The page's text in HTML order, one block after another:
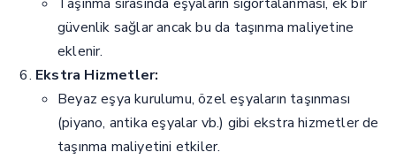
Taşınma sırasında eşyaların sigortalanması, ek bir
güvenlik sağlar ancak bu da taşınma maliyetine
eklenir.
Ekstra Hizmetler:
Beyaz eşya kurulumu, özel eşyaların taşınması
(piyano, antika eşyalar vb.) gibi ekstra hizmetler de
taşınma maliyetini etkiler.